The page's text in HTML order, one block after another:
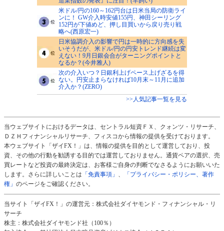
米ドル/円の160～162円台は日米当局の防衛ライ
ンに！ GW介入時安値155円、神田シーリング
152円が下値めど、押し目買いから戻り売り戦
略へ(西原宏一)
日米協調介入の影響で円は一時的に方向感を失
いそうだが、米ドル/円の円安トレンド継続は変
えない！9月日銀会合がターニングポイントと
なるか？(今井雅人)
次の介入いつ？日銀利上げペース上げざるを得
ない。円安止まらなければ10月末～11月に追加
介入か？(ZERO)
>>人気記事一覧を見る
当ウェブサイトにおけるデータは、セントラル短資ＦＸ、クォンツ・リサーチ、
ＤＺＨフィナンシャルリサーチ、フィスコから情報の提供を受けております。
本ウェブサイト「ザイFX！」は、情報の提供を目的として運営しており、投
資、その他の行動を勧誘する目的では運営しておりません。通貨ペアの選択、売
買レートなど投資の最終決定は、お客様ご自身の判断でなさるようにお願いいた
します。さらに詳しいことは 「免責事項」 、
「プライバシー・ポリシー、著作
権」 のページをご確認ください。
当サイト「ザイFX！」の運営元：株式会社ダイヤモンド・フィナンシャル・リ
サーチ
株主：株式会社ダイヤモンド社（100％）